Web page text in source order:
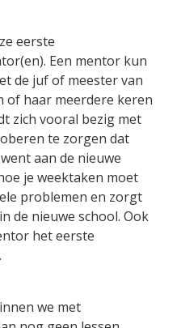
eerste
Een mentor kun
de juf of meester van
of haar meerdere keren
zich vooral bezig met
te zorgen dat
aan de nieuwe
je weektaken moet
problemen en zorgt
de nieuwe school. Ook
het eerste
we met